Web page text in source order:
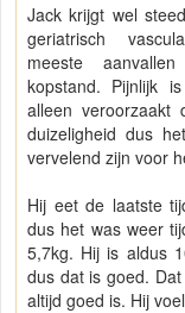
Jack krijgt wel
geriatrisch
meeste
kopstand. Pijnlijk
alleen veroorzaakt
duizeligheid dus
vervelend zijn voor
Hij eet de laatste
dus het was weer
5,7kg. Hij is aldus
dus dat is goed.
altijd goed is. Hij